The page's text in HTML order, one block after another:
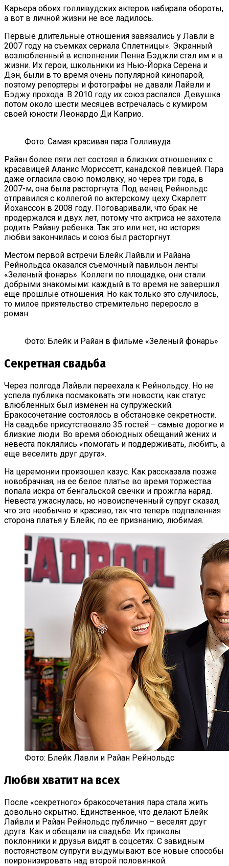
Карьера обоих голливудских актеров набирала обороты,
а вот в личной жизни не все ладилось.
Первые длительные отношения завязались у Лавли в
2007 году на съемках сериала Сплетницы». Экранный
возлюбленный в исполнении Пенна Бэджли стал им и в
жизни. Их герои, школьники из Нью-Йорка Серена и
Дэн, были в то время очень популярной кинопарой,
поэтому репортеры и фотографы не давали Лайвли и
Бэджу прохода. В 2010 году их союз распался. Девушка
потом около шести месяцев встречалась с кумиром
своей юности Леонардо Ди Каприо.
Фото: Самая красивая пара Голливуда
Райан более пяти лет состоял в близких отношениях с
красавицей Аланис Мориссетт, канадской певицей. Пара
даже огласила свою помолвку, но через три года, в
2007-м, она была расторгнута. Под венец Рейнольдс
отправился с коллегой по актерскому цеху Скарлетт
Йоханссон в 2008 году. Поговаривали, что брак не
продержался и двух лет, потому что актриса не захотела
родить Райану ребенка. Так это или нет, но история
любви закончилась и союз был расторгнут.
Местом первой встречи Блейк Лайвли и Райана
Рейнольдса оказался съемочный павильон ленты
«Зеленый фонарь». Коллеги по площадке, они стали
добрыми знакомыми: каждый в то время не завершил
еще прошлые отношения. Но как только это случилось,
то милое приятельство стремительно переросло в
роман.
Фото: Блейк и Райан в фильме «Зеленый фонарь»
Секретная свадьба
Через полгода Лайвли переехала к Рейнольдсу. Но не
успела публика посмаковать эти новости, как статус
влюбленных был изменен на супружеский.
Бракосочетание состоялось в обстановке секретности.
На свадьбе присутствовало 35 гостей – самые дорогие и
близкие люди. Во время обоюдных обещаний жених и
невеста поклялись «помогать и поддерживать, любить, а
еще веселить друг друга».
На церемонии произошел казус. Как рассказала позже
новобрачная, на ее белое платье во время торжества
попала искра от бенгальской свечки и прожгла наряд.
Невеста ужаснулась, но новоиспеченный супруг сказал,
что это необычно и красиво, так что теперь подпаленная
сторона платья у Блейк, по ее признанию, любимая.
Фото: Блейк Лавли и Райан Рейнольдс
Любви хватит на всех
После «секретного» бракосочетания пара стала жить
довольно скрытно. Единственное, что делают Блейк
Лайвли и Райан Рейнольдс публично – веселят друг
друга. Как и обещали на свадьбе. Их приколы
поклонники и друзья видят в соцсетях. С завидным
постоянством супруги выдумывают все новые способы
поиронизировать над второй половинкой.